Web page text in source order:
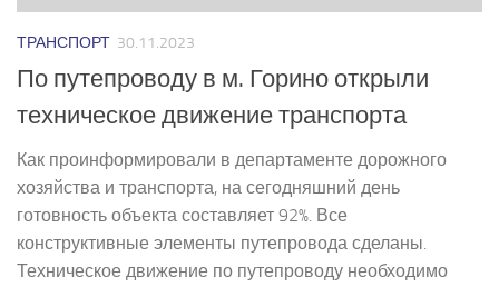
ТРАНСПОРТ 30.11.2023
По путепроводу в м. Горино открыли
техническое движение транспорта
Как проинформировали в департаменте дорожного
хозяйства и транспорта, на сегодняшний день
готовность объекта составляет 92%. Все
конструктивные элементы путепровода сделаны.
Техническое движение по путепроводу необходимо